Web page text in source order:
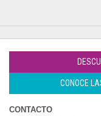
CONOCE
CONTACTO